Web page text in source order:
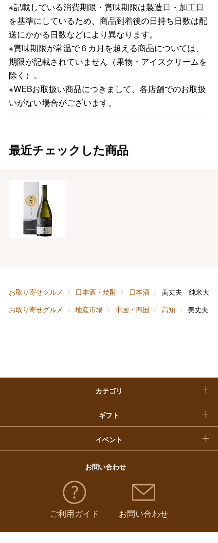
※記載している消費期限・賞味期限は製造日・加工日
を基準にしているため、商品到着後の日持ち日数は配
送にかかる日数などにより異なります。
※賞味期限が常温で６カ月を超える商品については、
期限が記載されていません（果物・アイスクリームを
除く）。
※WEBお取扱い商品につきまして、各店舗でのお取扱
いがない場合がございます。
最近チェックした商品
お取り寄せグルメ 日本酒・焼酎 日本酒
美丈夫 純米大
お取り寄せグルメ
地産市場 中国・四国 高知 美丈夫
カテゴリ
ベビー＆キッズ
ギフト
お香典返し
快気祝い
イベント
敬老の日
福袋
お問い合わせ
ご利用ガイド お問い合わせ